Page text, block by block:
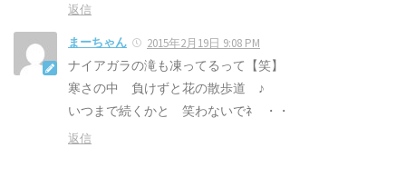
返信
まーちゃん 2015年2月19日 9:08 PM
ナイアガラの滝も凍ってるって【笑】
寒さの中 負けずと花の散歩道 ♪
いつまで続くかと 笑わないでﾈ ・・
返信